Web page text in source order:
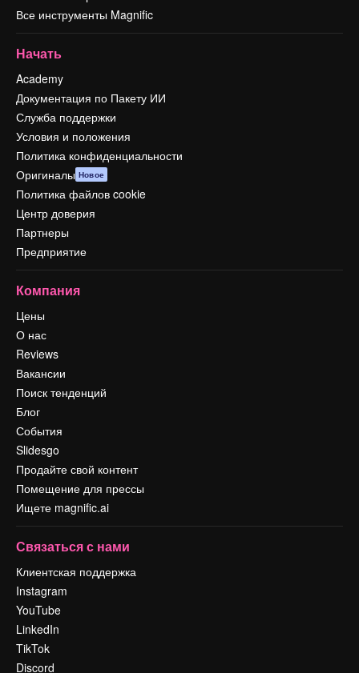
Все инструменты Magnific
Начать
Academy
Документация по Пакету ИИ
Служба поддержки
Условия и положения
Политика конфиденциальности
Оригиналы Новое
Политика файлов cookie
Центр доверия
Партнеры
Предприятие
Компания
Цены
О нас
Reviews
Вакансии
Поиск тенденций
Блог
События
Slidesgo
Продайте свой контент
Помещение для прессы
Ищете magnific.ai
Связаться с нами
Клиентская поддержка
Instagram
YouTube
LinkedIn
TikTok
Discord